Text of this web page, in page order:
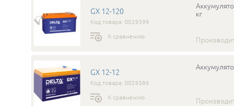
GX 12-120
Код товара: 0029399
К сравнению
кг
GX 12-12
Код товара: 0029386
К сравнению